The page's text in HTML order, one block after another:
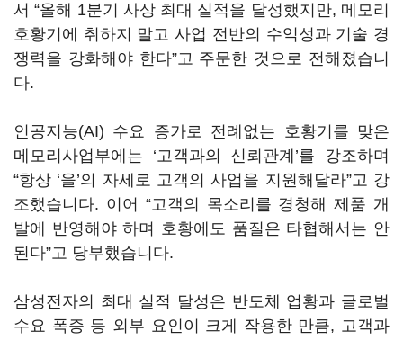
서 “올해 1분기 사상 최대 실적을 달성했지만, 메모리
호황기에 취하지 말고 사업 전반의 수익성과 기술 경
쟁력을 강화해야 한다”고 주문한 것으로 전해졌습니
다.
인공지능(AI) 수요 증가로 전례없는 호황기를 맞은
메모리사업부에는 ‘고객과의 신뢰관계’를 강조하며
“항상 ‘을’의 자세로 고객의 사업을 지원해달라”고 강
조했습니다. 이어 “고객의 목소리를 경청해 제품 개
발에 반영해야 하며 호황에도 품질은 타협해서는 안
된다”고 당부했습니다.
삼성전자의 최대 실적 달성은 반도체 업황과 글로벌
수요 폭증 등 외부 요인이 크게 작용한 만큼, 고객과